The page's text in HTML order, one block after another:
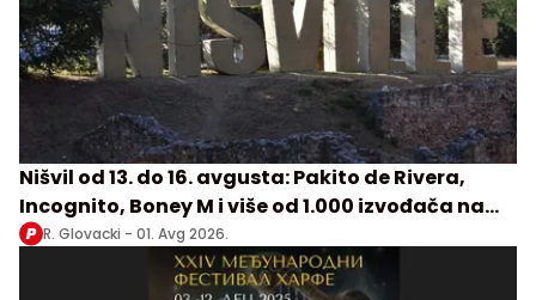
Nišvil od 13. do 16. avgusta: Pakito de Rivera,
Incognito, Boney M i više od 1.000 izvođača na
festivalu
R. Glovacki - 01. Avg 2026.